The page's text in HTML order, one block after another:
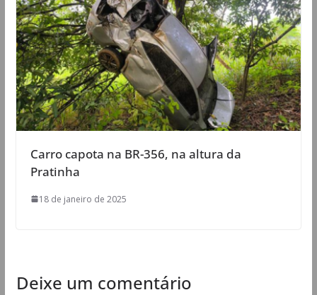
Carro capota na BR-356, na altura da
Pratinha
18 de janeiro de 2025
Deixe um comentário